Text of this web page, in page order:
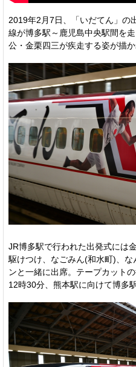
2019年2月7日、「いだてん」の
線が博多駅～鹿児島中央駅間を
公・金栗四三が疾走する姿が描か
JR博多駅で行われた出発式には
駆けつけ、なごみん(和水町)、
ンと一緒に出席。テープカット
12時30分、熊本駅に向けて博多